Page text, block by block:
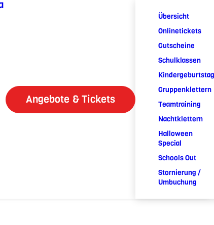
Angebote & Tickets
Übersicht
Onlinetickets
Gutscheine
Schulklassen
Kindergeburtstag
Gruppenklettern
Teamtraining
Nachtklettern
Halloween
Special
Schools Out
Stornierung /
Umbuchung